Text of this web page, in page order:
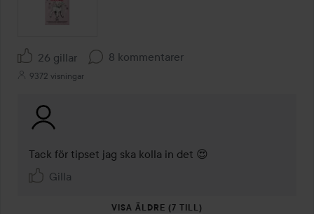
26 gillar 8 kommentarer
9372 visningar
Tack för tipset jag ska kolla in det 😍
Gilla
VISA ÄLDRE (7 TILL)